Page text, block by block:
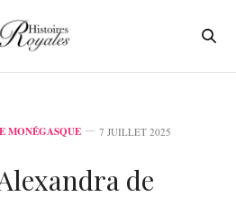
MONÉGASQUE 7 JUILLET 2025
de